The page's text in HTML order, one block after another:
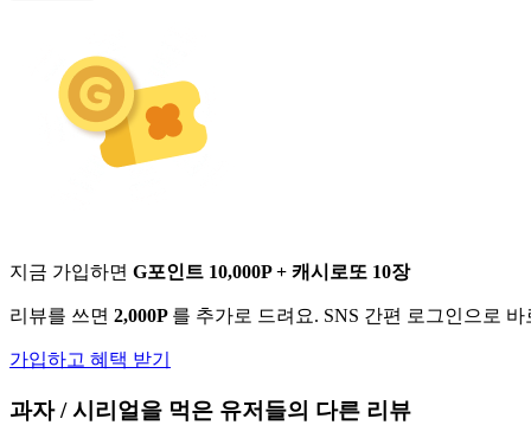
지금 가입하면 G포인트 10,000P + 캐시로또 10장
리뷰를 쓰면 2,000P 를 추가로 드려요. SNS 간편 로그인으로
가입하고 혜택 받기
과자 / 시리얼을 먹은 유저들의 다른 리뷰